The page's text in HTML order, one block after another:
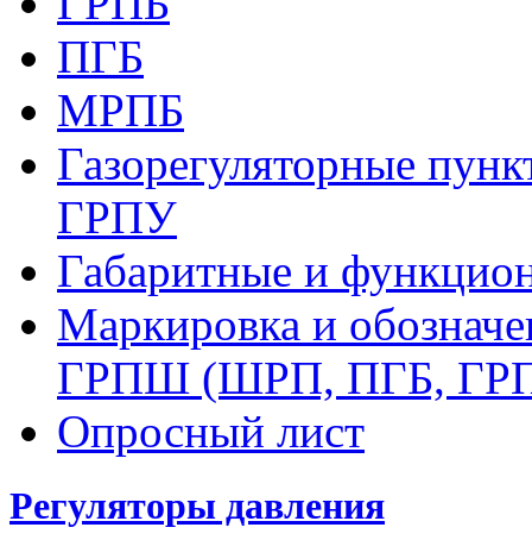
ПГБ
МРПБ
Газорегуляторные
ГРПУ
Габаритные и
Маркировка и
ГРПШ (ШРП, ПГБ,
Опросный лист
Регуляторы давления